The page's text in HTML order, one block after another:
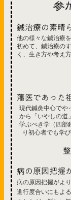
参
鍼治療の素晴
他の様々な鍼治療
初めて、鍼治療の
く、生き方や考え
藩医であった
現代鍼灸中心でや
から「いやしの道
学ぶべき学（四部
り初心者でも学
病の原因把握
病の原因把握がよ
進行度合いにもよ